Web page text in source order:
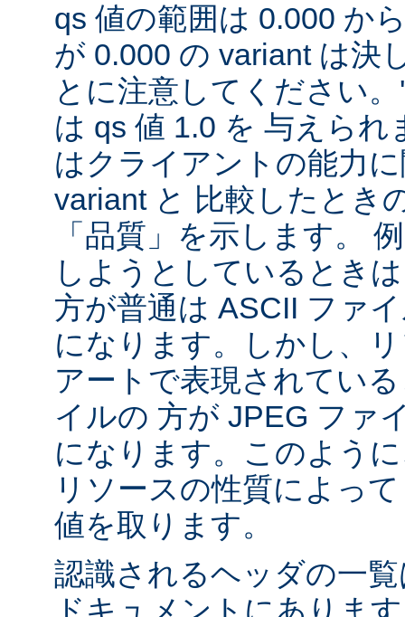
qs 値の範囲は 0.000 か
が 0.000 の variant は決
とに注意してください
は qs 値 1.0 を 与えら
はクライアントの能力
variant と 比較したとき
「品質」を示します。
しようとしているとき
方が普通は ASCII ファ
になります。しかし、
アートで表現されてい
イルの 方が JPEG ファ
になります。このよう
リソースの性質によっ
値を取ります。
認識されるヘッダの一
ドキュメントにありま